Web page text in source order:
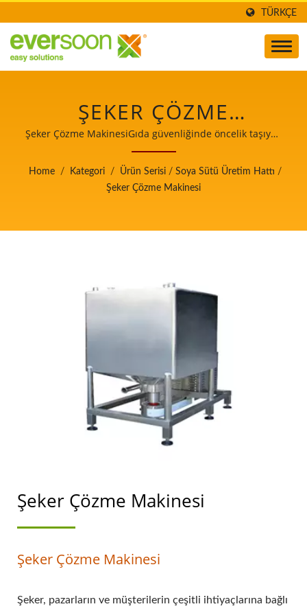
TÜRKÇE
ŞEKER ÇÖZME
MAKINESI, SOYA SÜTÜ
ÜRETIM HATTINDAKI
MAKINELERDEN
ÖNCELIK TAŞIYAN
OTOMATIK TOFU VE
SOYA SÜTÜ ÜRETIM
MAKINELERI LIDERI.
Şeker Çözme MakinesiGıda güvenliğinde öncelik taşıyan
Otomatik Tofu ve Soya Sütü Üretim Makineleri Lideri.
Home / Kategori / Ürün Serisi / Soya Sütü Üretim Hattı /
Şeker Çözme Makinesi
Şeker Çözme Makinesi
Şeker Çözme Makinesi
Şeker, pazarların ve müşterilerin çeşitli ihtiyaçlarına bağlı